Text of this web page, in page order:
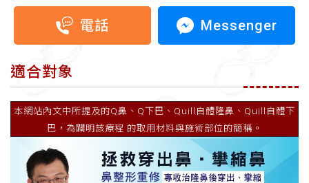
電話 Messenger
適合對象
本網站內文中所提及的Q鼻、Q下巴、Quill自體隆鼻、Quill自體下
巴，為闢明該療程 的取用材料與施術部位的簡稱。